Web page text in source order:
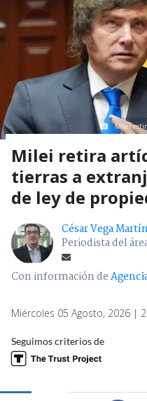
Milei
Milei retira
tierras a
de ley de
César Vega
Periodista del
Con información de
Miércoles 05 Agosto, 2026 |
Seguimos criterios de